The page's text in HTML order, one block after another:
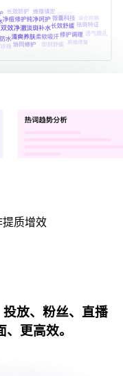
提质增效
放、粉丝、直播
更高效。